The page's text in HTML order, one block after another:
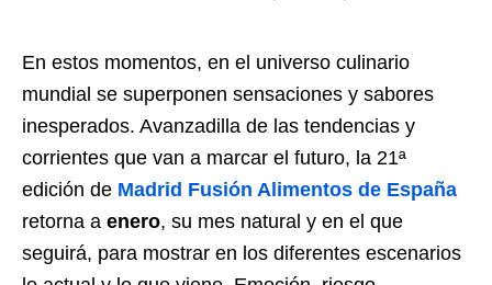
En estos momentos, en el universo culinario
mundial se superponen sensaciones y sabores
inesperados. Avanzadilla de las tendencias y
corrientes que van a marcar el futuro, la 21ª
edición de Madrid Fusión Alimentos de España
retorna a enero, su mes natural y en el que
seguirá, para mostrar en los diferentes escenarios